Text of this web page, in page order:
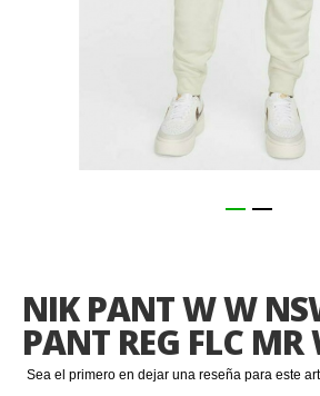
NIK PANT W W
PANT REG FLC MR
Sea el primero en dejar una reseña para este
de
la
galería
de